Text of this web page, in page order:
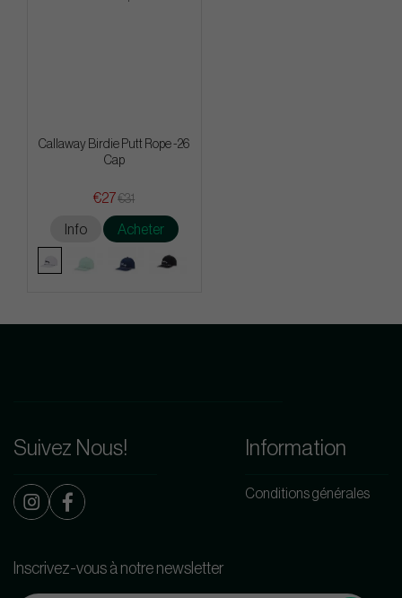
Callaway Birdie Putt Rope -26
Cap
€27€31
Info Acheter
Suivez Nous! Information
Conditions générales
Inscrivez-vous à notre newsletter